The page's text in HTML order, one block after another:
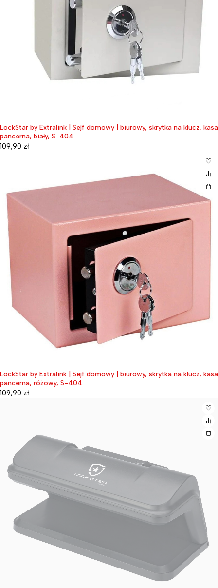
LockStar by Extralink | Sejf domowy | biurowy, skrytka na klucz, kasa
pancerna, biały, S-404
109,90 zł
LockStar by Extralink | Sejf domowy | biurowy, skrytka na klucz, kasa
pancerna, różowy, S-404
109,90 zł